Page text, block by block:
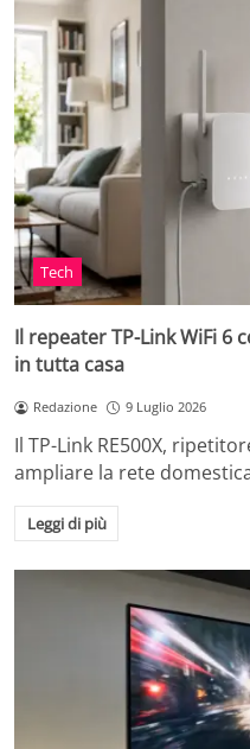
Tech
Il repeater TP-Link WiFi 6
in tutta casa
Redazione 9 Luglio 2026
Il TP-Link RE500X,
ampliare la rete
Leggi di più